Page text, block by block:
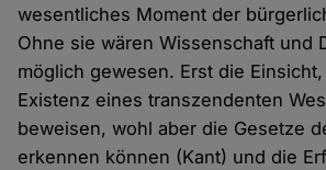
wesentliches Moment der
Ohne sie wären Wissenschaft und
möglich gewesen. Erst die
Existenz eines transzendenten
beweisen, wohl aber die Gesetze
erkennen können (Kant) und die